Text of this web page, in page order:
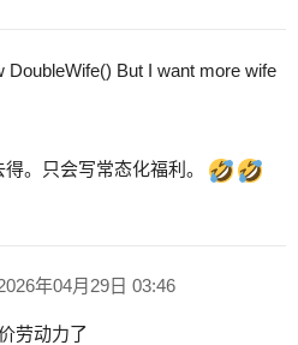
DoubleWife() But I want more wife
。只会写常态化福利。
年04月29日 03:46
劳动力了